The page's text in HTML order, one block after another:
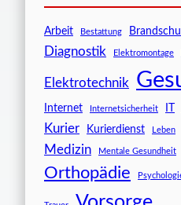
Arbeit Bestattung
Diagnostik Elektromontage
Elektrotechnik
Internet Internetsicherheit
Kurier Kurierdienst Leben
Medizin
Mentale Gesundheit
Orthopädie